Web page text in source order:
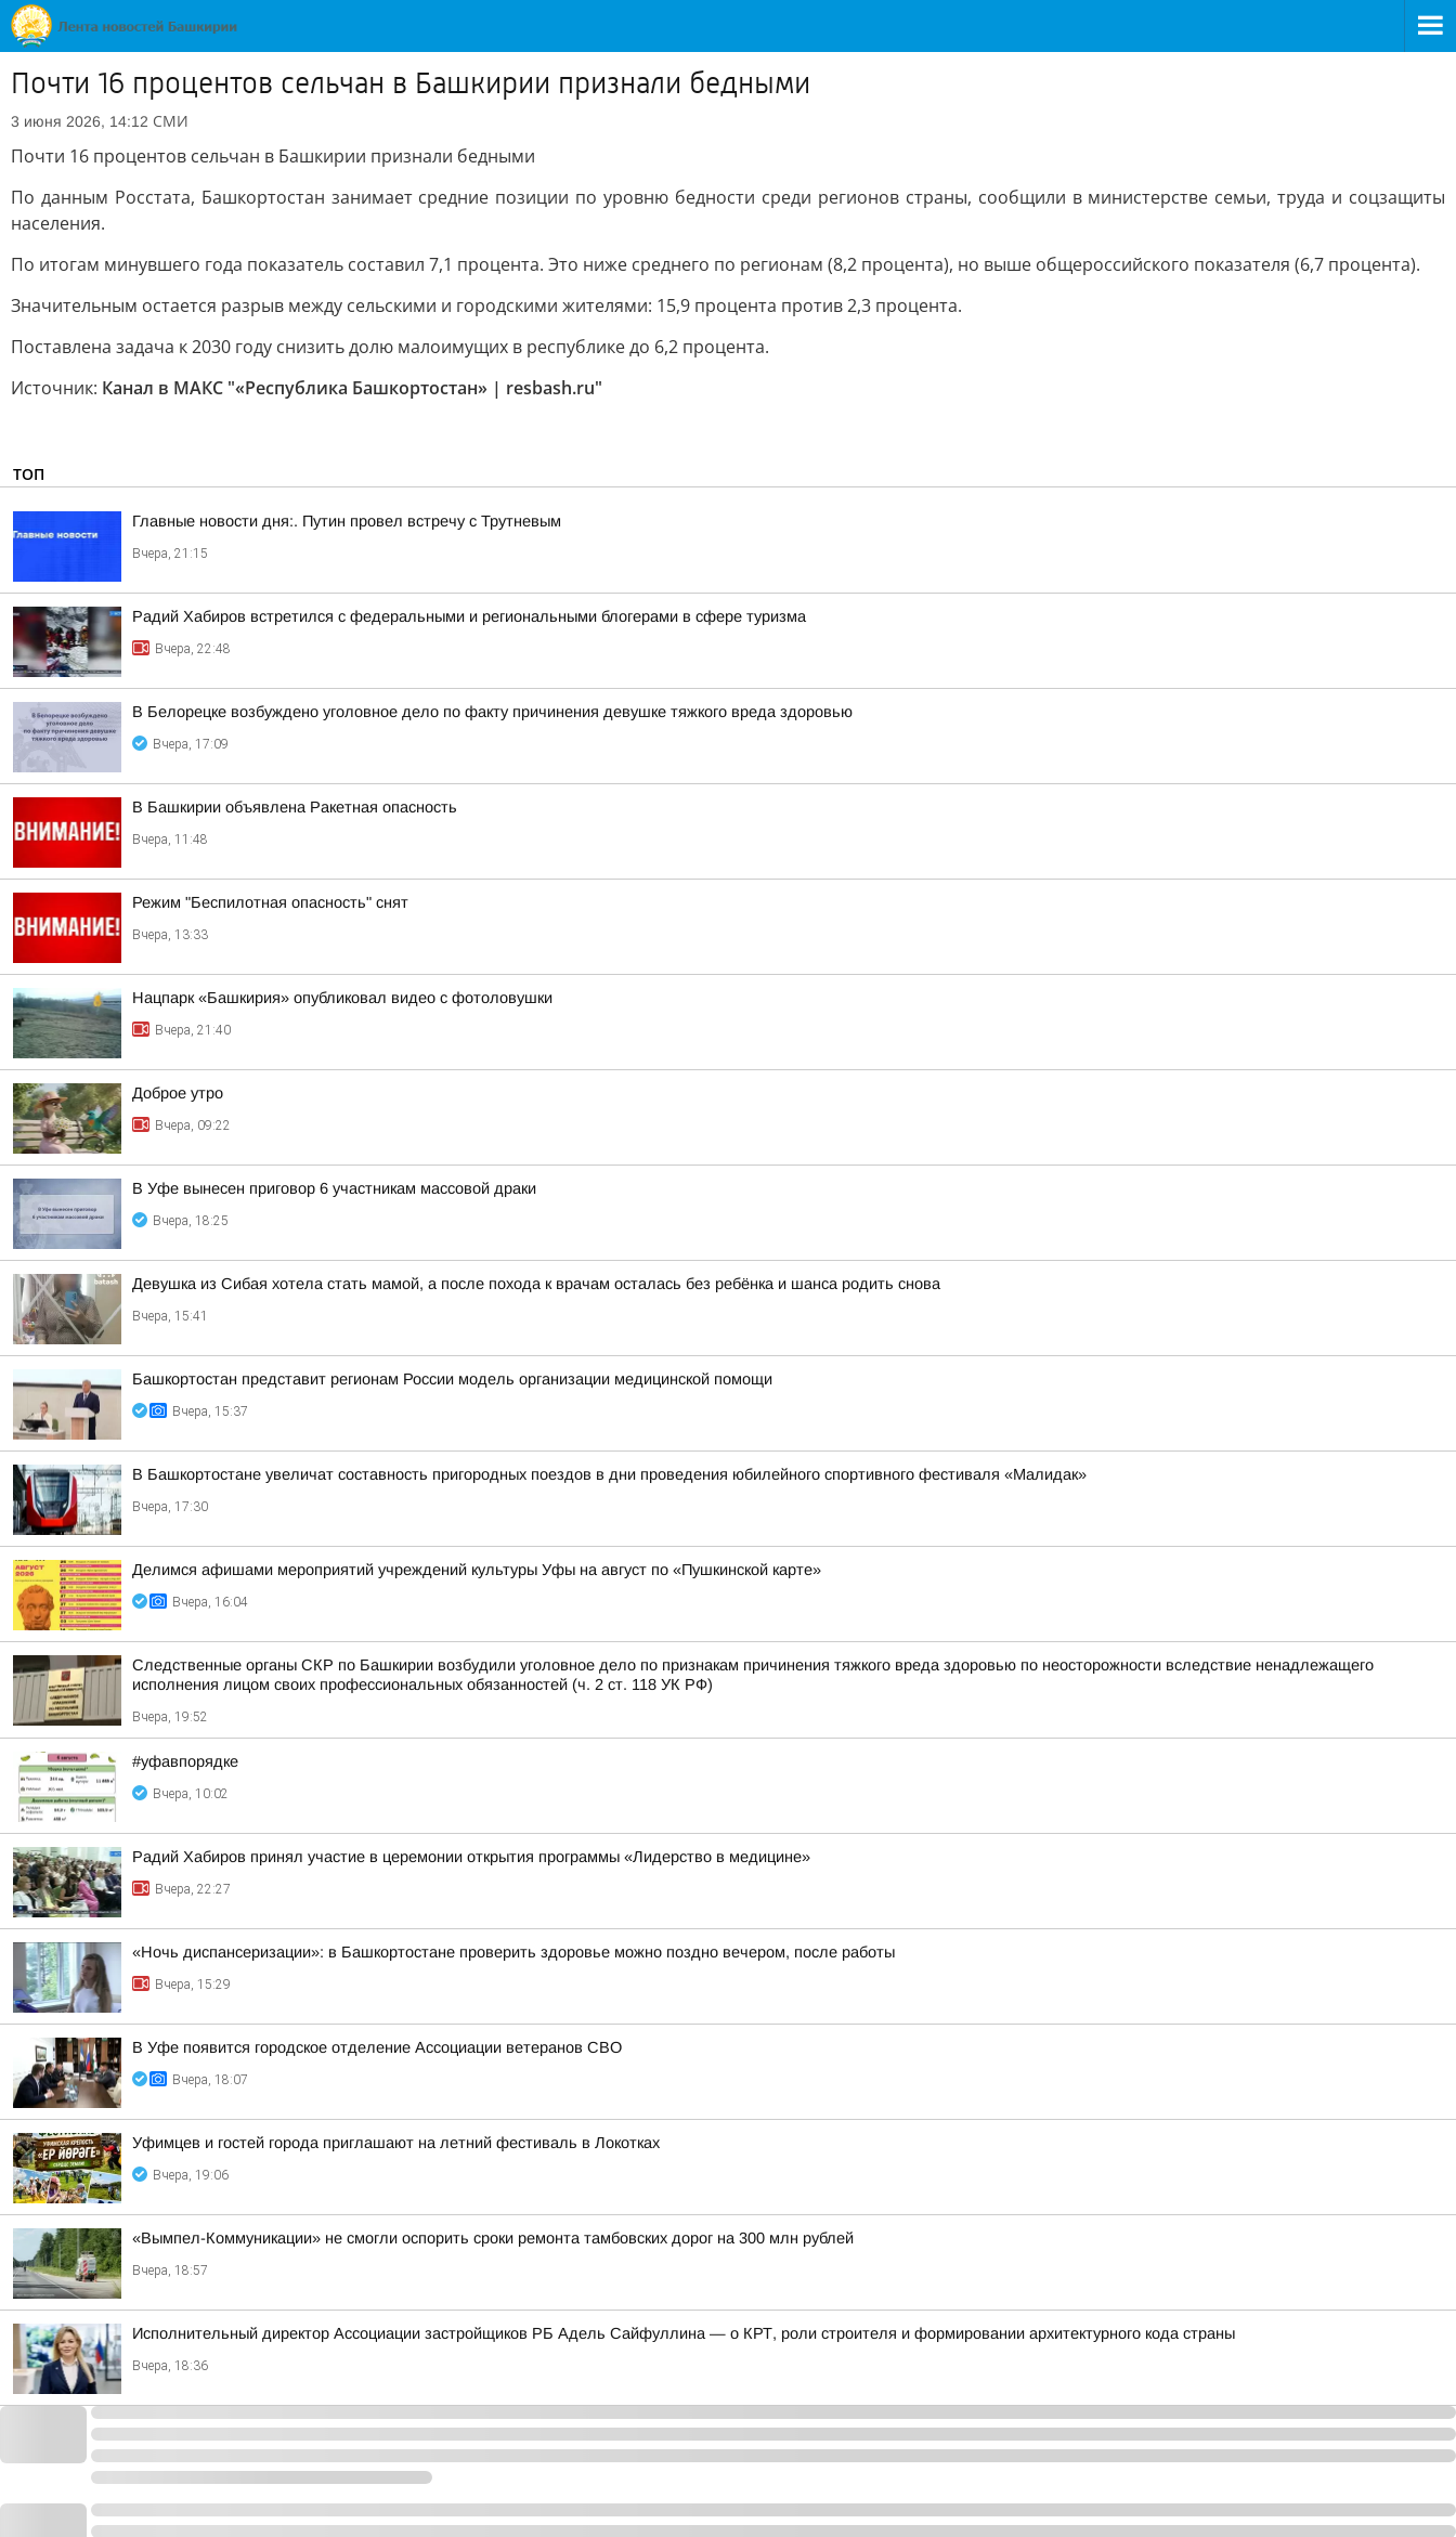
Почти 16 процентов сельчан в Башкирии признали бедными
3 июня 2026, 14:12 СМИ
Почти 16 процентов сельчан в Башкирии признали бедными
По данным Росстата, Башкортостан занимает средние позиции по уровню бедности среди регионов страны, сообщили в министерстве семьи, труда и соцзащиты
населения.
По итогам минувшего года показатель составил 7,1 процента. Это ниже среднего по регионам (8,2 процента), но выше общероссийского показателя (6,7 процента).
Значительным остается разрыв между сельскими и городскими жителями: 15,9 процента против 2,3 процента.
Поставлена задача к 2030 году снизить долю малоимущих в республике до 6,2 процента.
Источник: Канал в МАКС "«Республика Башкортостан» | resbash.ru"
ТОП
Главные новости дня:. Путин провел встречу с Трутневым
Вчера, 21:15
Радий Хабиров встретился с федеральными и региональными блогерами в сфере туризма
Вчера, 22:48
В Белорецке возбуждено уголовное дело по факту причинения девушке тяжкого вреда здоровью
Вчера, 17:09
В Башкирии объявлена Ракетная опасность
Вчера, 11:48
Режим "Беспилотная опасность" снят
Вчера, 13:33
Нацпарк «Башкирия» опубликовал видео с фотоловушки
Вчера, 21:40
Доброе утро
Вчера, 09:22
В Уфе вынесен приговор 6 участникам массовой драки
Вчера, 18:25
Девушка из Сибая хотела стать мамой, а после похода к врачам осталась без ребёнка и шанса родить снова
Вчера, 15:41
Башкортостан представит регионам России модель организации медицинской помощи
Вчера, 15:37
В Башкортостане увеличат составность пригородных поездов в дни проведения юбилейного спортивного фестиваля «Малидак»
Вчера, 17:30
Делимся афишами мероприятий учреждений культуры Уфы на август по «Пушкинской карте»
Вчера, 16:04
Следственные органы СКР по Башкирии возбудили уголовное дело по признакам причинения тяжкого вреда здоровью по неосторожности вследствие ненадлежащего
исполнения лицом своих профессиональных обязанностей (ч. 2 ст. 118 УК РФ)
Вчера, 19:52
#уфавпорядке
Вчера, 10:02
Радий Хабиров принял участие в церемонии открытия программы «Лидерство в медицине»
Вчера, 22:27
«Ночь диспансеризации»: в Башкортостане проверить здоровье можно поздно вечером, после работы
Вчера, 15:29
В Уфе появится городское отделение Ассоциации ветеранов СВО
Вчера, 18:07
Уфимцев и гостей города приглашают на летний фестиваль в Локотках
Вчера, 19:06
«Вымпел-Коммуникации» не смогли оспорить сроки ремонта тамбовских дорог на 300 млн рублей
Вчера, 18:57
Исполнительный директор Ассоциации застройщиков РБ Адель Сайфуллина — о КРТ, роли строителя и формировании архитектурного кода страны
Вчера, 18:36